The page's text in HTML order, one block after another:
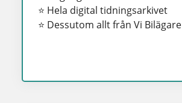
⭐ Hela digital tidningsarkivet
⭐ Dessutom allt från Vi Bilägare